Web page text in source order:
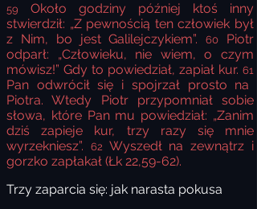
59
Około godziny później ktoś inny
stwierdził: „Z pewnością ten człowiek był
z Nim, bo jest Galilejczykiem”.60
Piotr
odparł: „Człowieku, nie wiem, o czym
mówisz!” Gdy to powiedział, zapiał kur. 61
Pan odwrócił się i spojrzał prosto na
Piotra. Wtedy Piotr przypomniał sobie
słowa, które Pan mu powiedział: „Zanim
dziś zapieje kur, trzy razy się mnie
wyrzekniesz”.
62Wyszedł na zewnątrz i
gorzko zapłakał (Łk 22,59-62).
Trzy zaparcia się: jak narasta pokusa